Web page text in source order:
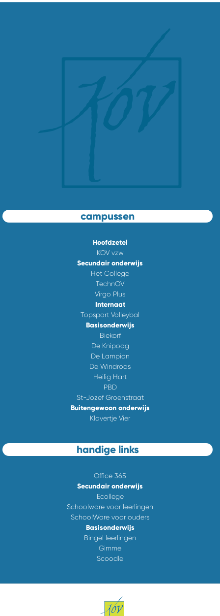
campussen
Hoofdzetel
KOV vzw
Secundair onderwijs
Het College
TechnOV
Virgo Plus
Internaat
Topsport Volleybal
Basisonderwijs
Biekorf
De Knipoog
De Lampion
De Windroos
Heilig Hart
PBD
St-Jozef Groenstraat
Buitengewoon onderwijs
Klavertje Vier
handige links
Office 365
Secundair onderwijs
Ecollege
Schoolware voor leerlingen
SchoolWare voor ouders
Basisonderwijs
Bingel leerlingen
Gimme
Scoodle